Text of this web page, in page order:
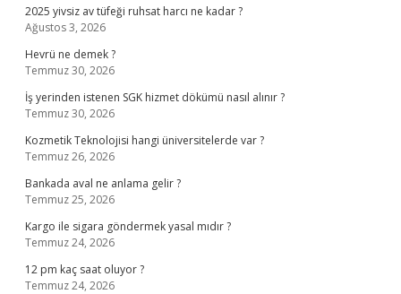
2025 yivsiz av tüfeği ruhsat harcı ne kadar ?
Ağustos 3, 2026
Hevrü ne demek ?
Temmuz 30, 2026
İş yerinden istenen SGK hizmet dökümü nasıl alınır ?
Temmuz 30, 2026
Kozmetik Teknolojisi hangi üniversitelerde var ?
Temmuz 26, 2026
Bankada aval ne anlama gelir ?
Temmuz 25, 2026
Kargo ile sigara göndermek yasal mıdır ?
Temmuz 24, 2026
12 pm kaç saat oluyor ?
Temmuz 24, 2026